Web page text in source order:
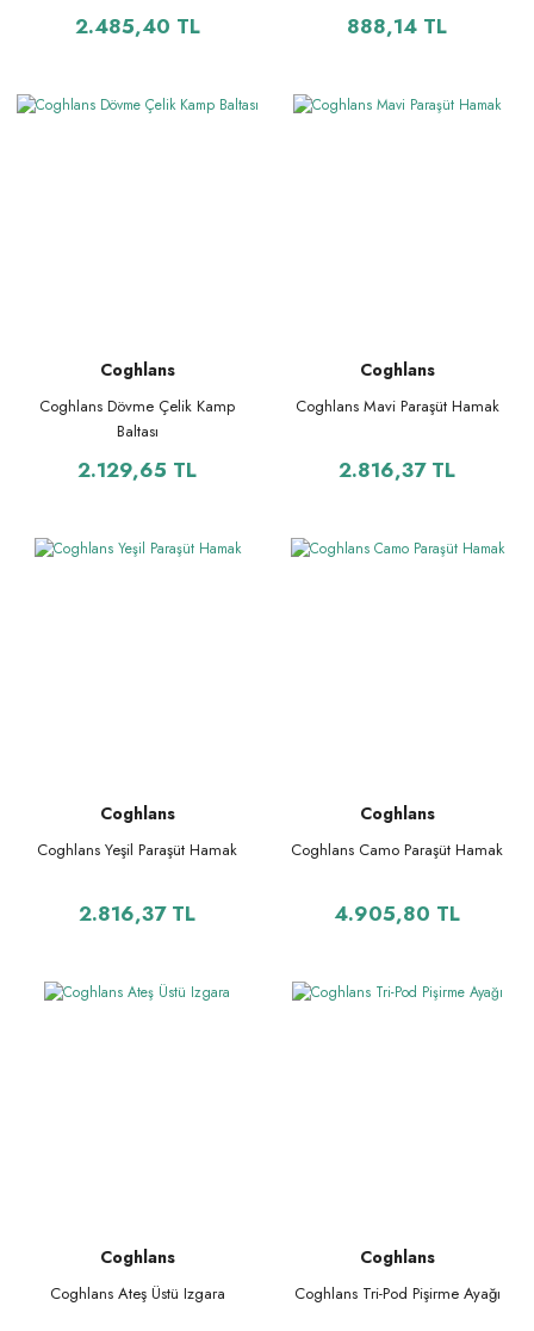
2.485,40 TL 888,14 TL
Coghlans
Coghlans Dövme Çelik Kamp
Baltası
2.129,65 TL
Coghlans
Coghlans Mavi Paraşüt Hamak
2.816,37 TL
Coghlans
Coghlans Yeşil Paraşüt Hamak
2.816,37 TL
Coghlans
Coghlans Camo Paraşüt Hamak
4.905,80 TL
Coghlans
Coghlans Ateş Üstü Izgara
Coghlans
Coghlans Tri-Pod Pişirme Ayağı